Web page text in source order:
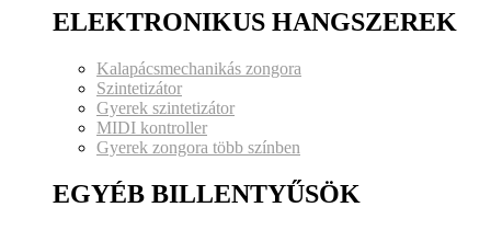
ELEKTRONIKUS HANGSZEREK
Kalapácsmechanikás zongora
Szintetizátor
Gyerek szintetizátor
MIDI kontroller
Gyerek zongora több színben
EGYÉB BILLENTYŰSÖK